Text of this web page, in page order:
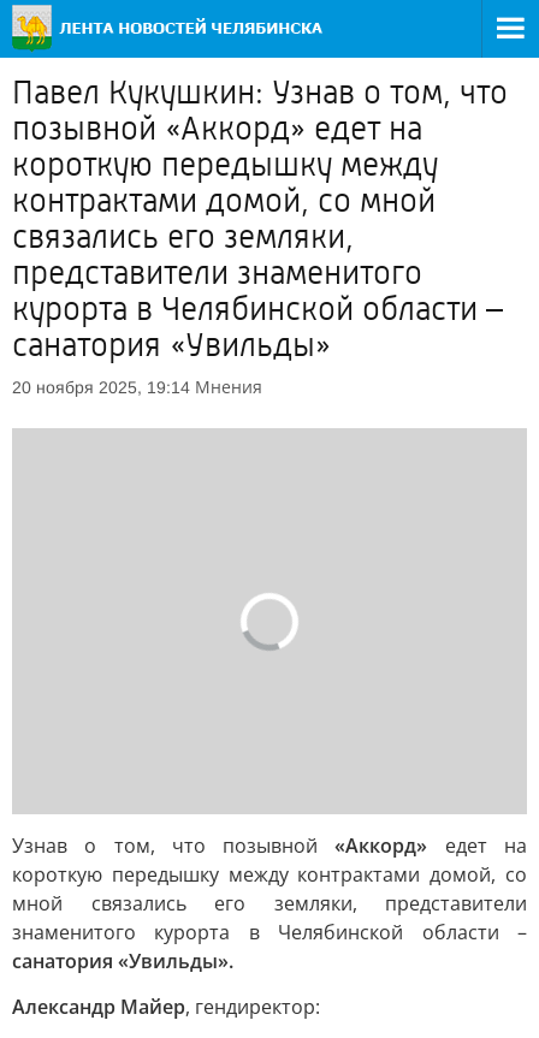
Павел Кукушкин: Узнав о том, что
позывной «Аккорд» едет на
короткую передышку между
контрактами домой, со мной
связались его земляки,
представители знаменитого
курорта в Челябинской области –
санатория «Увильды»
20 ноября 2025, 19:14 Мнения
Узнав о том, что позывной«Аккорд» едет на
короткую передышку между контрактами домой, со
мной связались его земляки, представители
знаменитого курорта в Челябинской области –
санатория «Увильды».
Александр Майер, гендиректор: